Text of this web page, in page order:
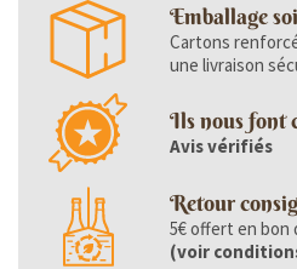
Emballage
Cartons
une livraison
Ils nous font
Avis vérifiés
Retour
5€ offert en bon
(voir